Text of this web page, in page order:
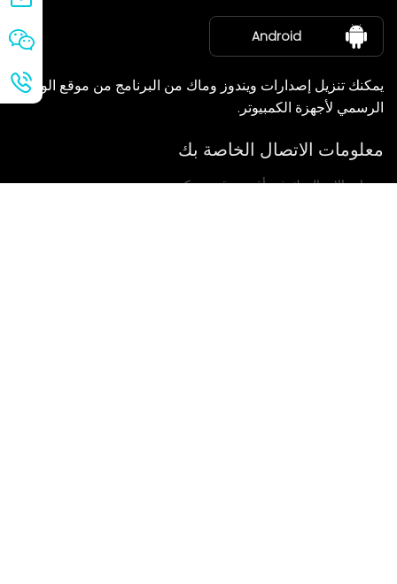
معلومات عنا Android
يمكنك تنزيل إصدارات ويندوز وماك من البرنامج من موقع الويب
الرسمي لأجهزة الكمبيوتر.
معلومات الاتصال الخاصة بك
سنعاود الاتصال بك في أقرب وقت ممكن.